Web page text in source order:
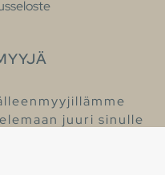
juuri sinulle